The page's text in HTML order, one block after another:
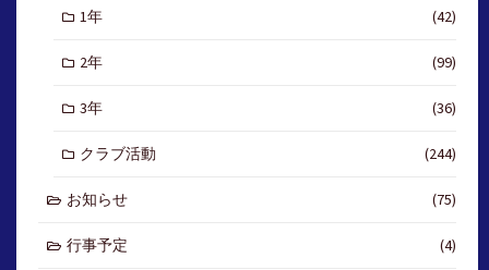
1年 (42)
2年 (99)
3年 (36)
クラブ活動 (244)
お知らせ (75)
行事予定 (4)